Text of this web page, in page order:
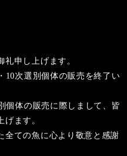
申し上げます。
10次選別個体の販売を終了い
個体の販売に際しまして、皆
ます。
全ての魚に心より敬意と感謝